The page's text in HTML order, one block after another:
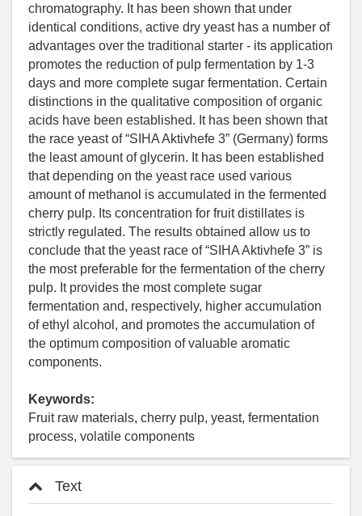
chromatography. It has been shown that under
identical conditions, active dry yeast has a number of
advantages over the traditional starter - its application
promotes the reduction of pulp fermentation by 1-3
days and more complete sugar fermentation. Certain
distinctions in the qualitative composition of organic
acids have been established. It has been shown that
the race yeast of “SIHA Aktivhefe 3” (Germany) forms
the least amount of glycerin. It has been established
that depending on the yeast race used various
amount of methanol is accumulated in the fermented
cherry pulp. Its concentration for fruit distillates is
strictly regulated. The results obtained allow us to
conclude that the yeast race of “SIHA Aktivhefe 3” is
the most preferable for the fermentation of the cherry
pulp. It provides the most complete sugar
fermentation and, respectively, higher accumulation
of ethyl alcohol, and promotes the accumulation of
the optimum composition of valuable aromatic
components.
Keywords:
Fruit raw materials, cherry pulp, yeast, fermentation
process, volatile components
Text